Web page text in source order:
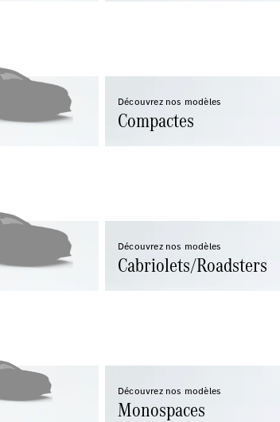
Découvrez nos modèles
Compactes
Découvrez nos modèles
Cabriolets/Roadsters
Découvrez nos modèles
Monospaces